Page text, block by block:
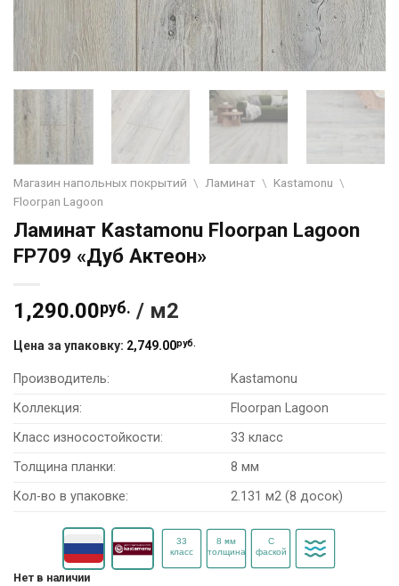
Магазин напольных покрытий \ Ламинат \ Kastamonu \
Floorpan Lagoon
Ламинат Kastamonu Floorpan Lagoon
FP709 «Дуб Актеон»
1,290.00руб. / м2
Цена за упаковку: 2,749.00руб.
Производитель:
Kastamonu
Коллекция:
Floorpan Lagoon
Класс износостойкости:
33 класс
Толщина планки:
8 мм
Кол-во в упаковке:
2.131 м2 (8 досок)
Нет в наличии